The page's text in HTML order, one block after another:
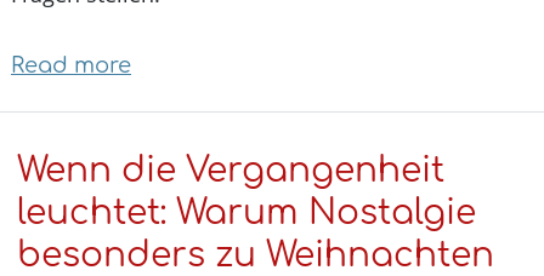
Read more
Der
Gesundheitscheck
für
Jugendliche
Wenn die Vergangenheit
leuchtet: Warum Nostalgie
besonders zu Weihnachten